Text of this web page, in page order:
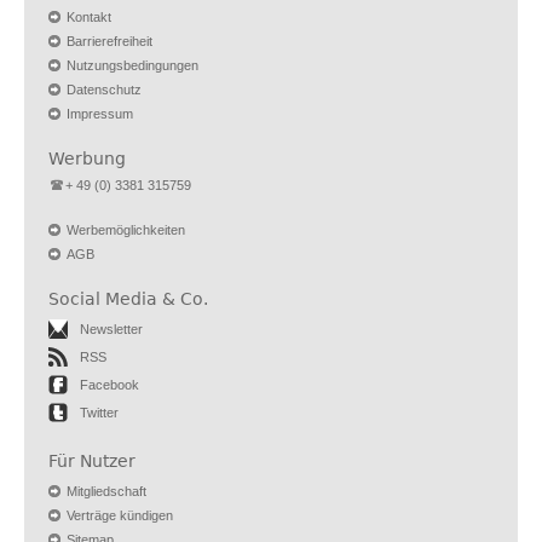
Kontakt
Barrierefreiheit
Nutzungsbedingungen
Datenschutz
Impressum
Werbung
+ 49 (0) 3381 315759
Werbemöglichkeiten
AGB
Social Media & Co.
Newsletter
RSS
Facebook
Twitter
Für Nutzer
Mitgliedschaft
Verträge kündigen